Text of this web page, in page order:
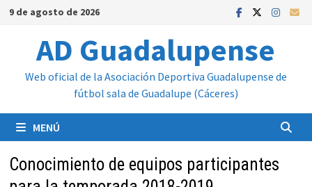
Saltar
contenido
9 de agosto de 2026
AD Guadalupense
Web oficial de la Asociación Deportiva Guadalupense de
fútbol sala de Guadalupe (Cáceres)
MENÚ
Conocimiento de equipos participantes